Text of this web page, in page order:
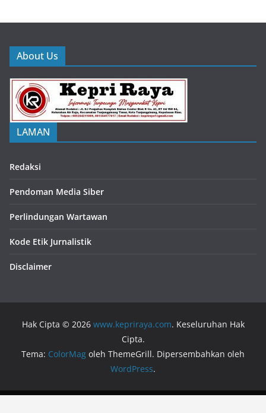
About Us
LAMAN
Redaksi
Pendoman Media Siber
Perlindungan Wartawan
Kode Etik Jurnalistik
Disclaimer
Hak Cipta © 2026 www.kepriraya.com. Keseluruhan Hak
Cipta.
Tema: ColorMag oleh ThemeGrill. Dipersembahkan oleh
WordPress.